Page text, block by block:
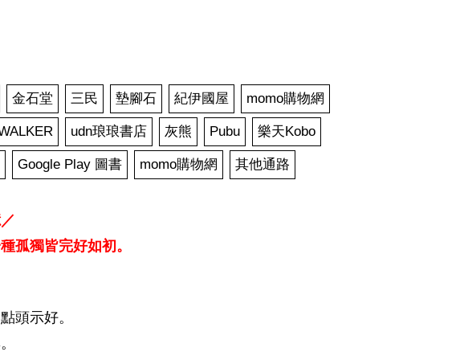
金石堂 三民 墊腳石 紀伊國屋 momo購物網
udn琅琅書店 灰熊 Pubu 樂天Kobo
Google Play 圖書 momo購物網 其他通路
孤獨皆完好如初。
頭示好。